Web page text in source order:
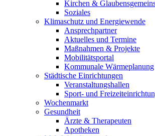
Kirchen &
Soziales
Klimaschutz und Energiewende
Ansprechpartner
Aktuelles und Termine
Maßnahmen & Projekte
Mobilitätsportal
Kommunale Wärmeplanung
Städtische Einrichtungen
Veranstaltungshallen
Sport- und
Wochenmarkt
Gesundheit
Ärzte & Therapeuten
Apotheken